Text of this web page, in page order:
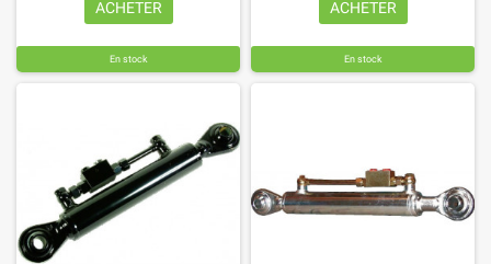
ACHETER
En stock
ACHETER
En stock